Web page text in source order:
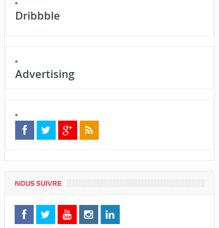
Dribbble
Advertising
NOUS SUIVRE